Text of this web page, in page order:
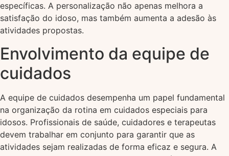
específicas. A personalização não apenas melhora a
satisfação do idoso, mas também aumenta a adesão às
atividades propostas.
Envolvimento da equipe de
cuidados
A equipe de cuidados desempenha um papel fundamental
na organização da rotina em cuidados especiais para
idosos. Profissionais de saúde, cuidadores e terapeutas
devem trabalhar em conjunto para garantir que as
atividades sejam realizadas de forma eficaz e segura. A